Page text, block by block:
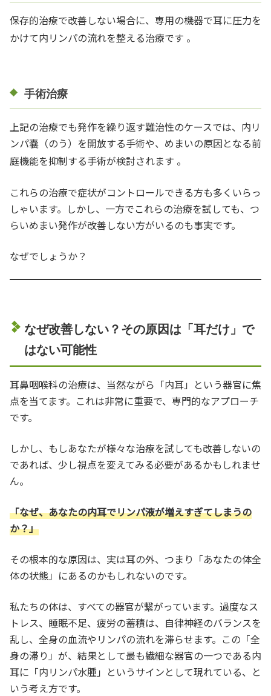
保存的治療で改善しない場合に、専用の機器で耳に圧力を
かけて内リンパの流れを整える治療です 。
手術治療
上記の治療でも発作を繰り返す難治性のケースでは、内リ
ンパ嚢（のう）を開放する手術や、めまいの原因となる前
庭機能を抑制する手術が検討されます 。
これらの治療で症状がコントロールできる方も多くいらっ
しゃいます。しかし、一方でこれらの治療を試しても、つ
らいめまい発作が改善しない方がいるのも事実です。
なぜでしょうか？
なぜ改善しない？その原因は「耳だけ」で
はない可能性
耳鼻咽喉科の治療は、当然ながら「内耳」という器官に焦
点を当てます。これは非常に重要で、専門的なアプローチ
です。
しかし、もしあなたが様々な治療を試しても改善しないの
であれば、少し視点を変えてみる必要があるかもしれませ
ん。
「なぜ、あなたの内耳でリンパ液が増えすぎてしまうの
か？」
その根本的な原因は、実は耳の外、つまり「あなたの体全
体の状態」にあるのかもしれないのです。
私たちの体は、すべての器官が繋がっています。過度なス
トレス、睡眠不足、疲労の蓄積は、自律神経のバランスを
乱し、全身の血流やリンパの流れを滞らせます。この「全
身の滞り」が、結果として最も繊細な器官の一つである内
耳に「内リンパ水腫」というサインとして現れている、と
いう考え方です。